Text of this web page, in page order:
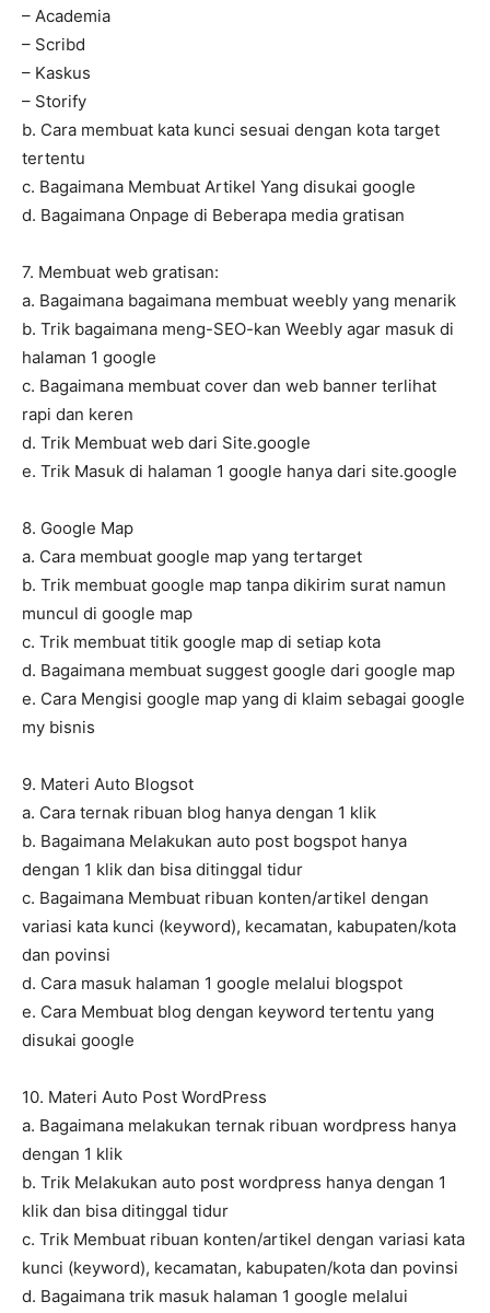
– Academia
– Scribd
– Kaskus
– Storify
b. Cara membuat kata kunci sesuai dengan kota target
tertentu
c. Bagaimana Membuat Artikel Yang disukai google
d. Bagaimana Onpage di Beberapa media gratisan
7. Membuat web gratisan:
a. Bagaimana bagaimana membuat weebly yang menarik
b. Trik bagaimana meng-SEO-kan Weebly agar masuk di
halaman 1 google
c. Bagaimana membuat cover dan web banner terlihat
rapi dan keren
d. Trik Membuat web dari Site.google
e. Trik Masuk di halaman 1 google hanya dari site.google
8. Google Map
a. Cara membuat google map yang tertarget
b. Trik membuat google map tanpa dikirim surat namun
muncul di google map
c. Trik membuat titik google map di setiap kota
d. Bagaimana membuat suggest google dari google map
e. Cara Mengisi google map yang di klaim sebagai google
my bisnis
9. Materi Auto Blogsot
a. Cara ternak ribuan blog hanya dengan 1 klik
b. Bagaimana Melakukan auto post bogspot hanya
dengan 1 klik dan bisa ditinggal tidur
c. Bagaimana Membuat ribuan konten/artikel dengan
variasi kata kunci (keyword), kecamatan, kabupaten/kota
dan povinsi
d. Cara masuk halaman 1 google melalui blogspot
e. Cara Membuat blog dengan keyword tertentu yang
disukai google
10. Materi Auto Post WordPress
a. Bagaimana melakukan ternak ribuan wordpress hanya
dengan 1 klik
b. Trik Melakukan auto post wordpress hanya dengan 1
klik dan bisa ditinggal tidur
c. Trik Membuat ribuan konten/artikel dengan variasi kata
kunci (keyword), kecamatan, kabupaten/kota dan povinsi
d. Bagaimana trik masuk halaman 1 google melalui